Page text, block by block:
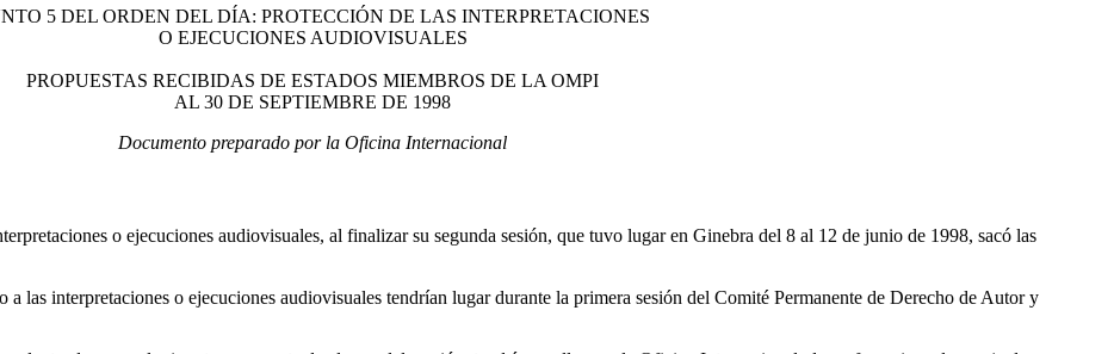
5 DEL ORDEN DEL DÍA: PROTECCIÓN DE LAS INTERPRETACIONES
O EJECUCIONES AUDIOVISUALES
PROPUESTAS RECIBIDAS DE ESTADOS MIEMBROS DE LA OMPI
AL 30 DE SEPTIEMBRE DE 1998
Documento preparado por la Oficina Internacional
o ejecuciones audiovisuales, al finalizar su segunda sesión, que tuvo lugar en Ginebra del 8 al 12 de junio de 1998, sacó las
las interpretaciones o ejecuciones audiovisuales tendrían lugar durante la primera sesión del Comité Permanente de Derecho de Autor y